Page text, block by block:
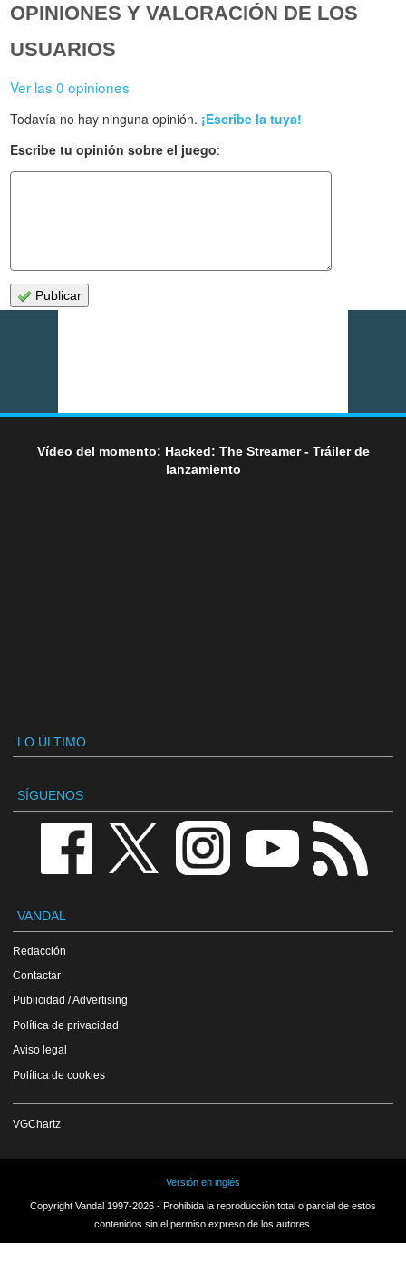
OPINIONES Y VALORACIÓN DE LOS
USUARIOS
Ver las 0 opiniones
Todavía no hay ninguna opinión. ¡Escribe la tuya!
Escribe tu opinión sobre el juego:
Publicar
Vídeo del momento: Hacked: The Streamer - Tráiler de
lanzamiento
LO ÚLTIMO
SÍGUENOS
VANDAL
Redacción
Contactar
Publicidad / Advertising
Política de privacidad
Aviso legal
Política de cookies
VGChartz
Versión en inglés
Copyright Vandal 1997-2026 - Prohibida la reproducción total o parcial de estos
contenidos sin el permiso expreso de los autores.